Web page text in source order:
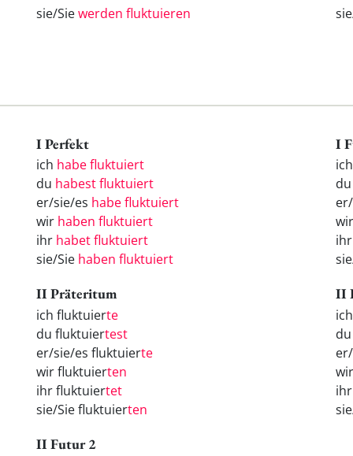
sie/Siewerden fluktuieren
I Perfekt
ich habe fluktuiert
du habest fluktuiert
er/sie/es habe fluktuiert
wir haben fluktuiert
ihr habet fluktuiert
sie/Sie haben fluktuiert
I
II Präteritum
ich fluktuierte
du fluktuiertest
er/sie/es fluktuierte
wir fluktuierten
ihr fluktuiertet
sie/Sie fluktuierten
II
II Futur 2